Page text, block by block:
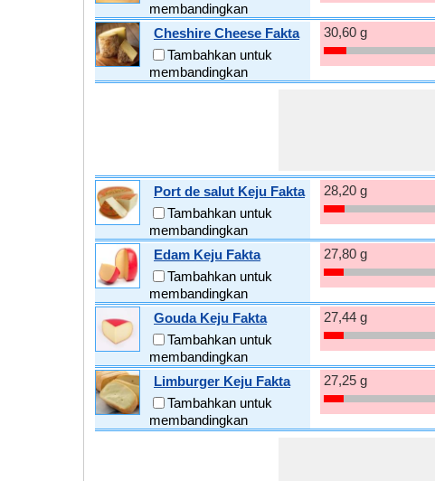
membandingkan
Cheshire Cheese Fakta
Tambahkan untuk
membandingkan
30,60 g
Port de salut Keju Fakta
Tambahkan untuk
membandingkan
28,20 g
Edam Keju Fakta
Tambahkan untuk
membandingkan
27,80 g
Gouda Keju Fakta
Tambahkan untuk
membandingkan
27,44 g
Limburger Keju Fakta
Tambahkan untuk
membandingkan
27,25 g